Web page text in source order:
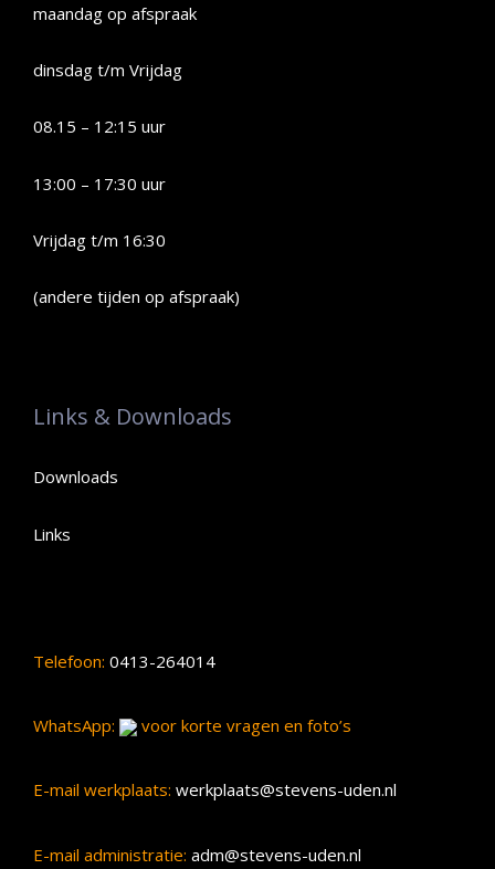
maandag op afspraak
dinsdag t/m Vrijdag
08.15 – 12:15 uur
13:00 – 17:30 uur
Vrijdag t/m 16:30
(andere tijden op afspraak)
Links & Downloads
Downloads
Links
Telefoon: 0413-264014
WhatsApp: voor korte vragen en foto’s
E-mail werkplaats: werkplaats@stevens-uden.nl
E-mail administratie: adm@stevens-uden.nl